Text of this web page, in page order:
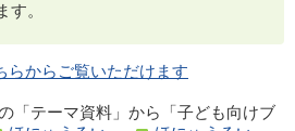
す。
らからご覧いただけます
「テーマ資料」から「子ども向けブ